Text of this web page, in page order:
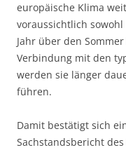
europäische Klima
voraussichtlich
Jahr über den
Verbindung mit den
werden sie länger
führen.
Damit bestätigt sich
Sachstandsbericht